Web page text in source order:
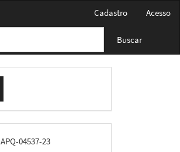
Cadastro Acesso
Buscar
APQ-04537-23